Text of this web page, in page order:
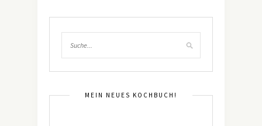
MEIN NEUES KOCHBUCH!